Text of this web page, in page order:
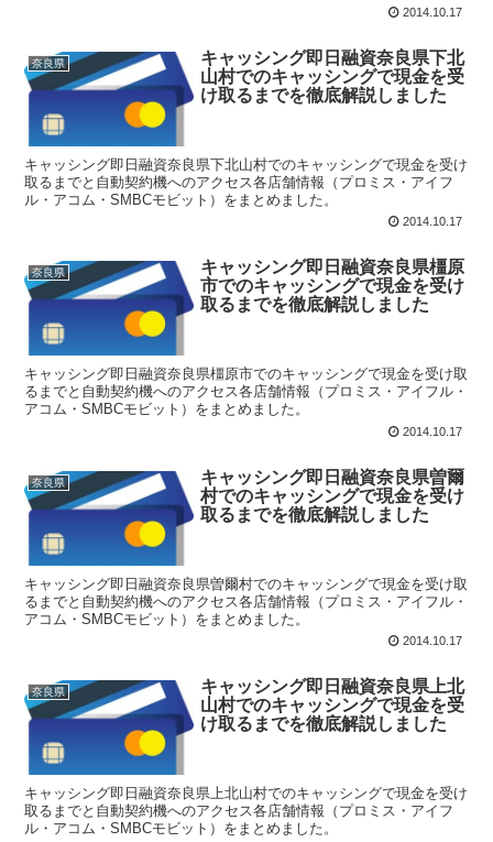
2014.10.17
奈良県
キャッシング即日融資奈良県下北
山村でのキャッシングで現金を受
け取るまでを徹底解説しました
キャッシング即日融資奈良県下北山村でのキャッシングで現金を受け
取るまでと自動契約機へのアクセス各店舗情報（プロミス・アイフ
ル・アコム・SMBCモビット）をまとめました。
2014.10.17
奈良県
キャッシング即日融資奈良県橿原
市でのキャッシングで現金を受け
取るまでを徹底解説しました
キャッシング即日融資奈良県橿原市でのキャッシングで現金を受け取
るまでと自動契約機へのアクセス各店舗情報（プロミス・アイフル・
アコム・SMBCモビット）をまとめました。
2014.10.17
奈良県
キャッシング即日融資奈良県曽爾
村でのキャッシングで現金を受け
取るまでを徹底解説しました
キャッシング即日融資奈良県曽爾村でのキャッシングで現金を受け取
るまでと自動契約機へのアクセス各店舗情報（プロミス・アイフル・
アコム・SMBCモビット）をまとめました。
2014.10.17
奈良県
キャッシング即日融資奈良県上北
山村でのキャッシングで現金を受
け取るまでを徹底解説しました
キャッシング即日融資奈良県上北山村でのキャッシングで現金を受け
取るまでと自動契約機へのアクセス各店舗情報（プロミス・アイフ
ル・アコム・SMBCモビット）をまとめました。